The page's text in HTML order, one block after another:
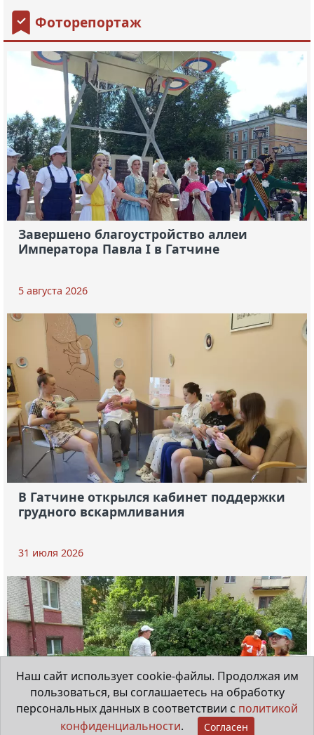
Фоторепортаж
Завершено благоустройство аллеи
Императора Павла I в Гатчине
5 августа 2026
В Гатчине открылся кабинет поддержки
грудного вскармливания
31 июля 2026
Наш сайт использует cookie-файлы. Продолжая им
пользоваться, вы соглашаетесь на обработку
персональных данных в соответствии с политикой
конфиденциальности. Согласен